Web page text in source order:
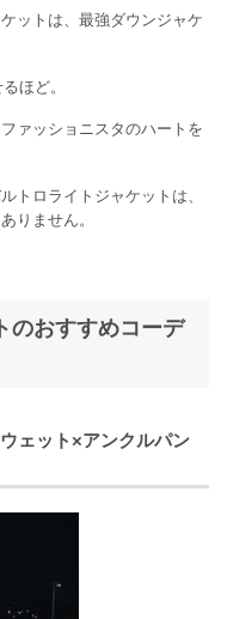
ットは、最強ダウンジャケ
ほど。
ァッショニスタのハートを
トロライトジャケットは、
りません。
のおすすめコーデ
ェット×アンクルパン